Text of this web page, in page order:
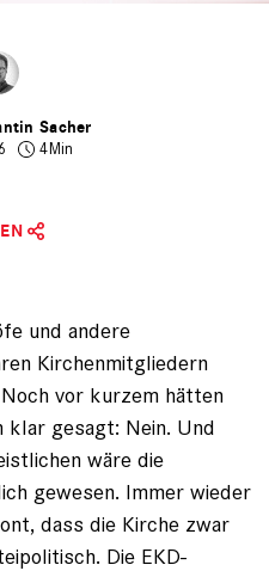
Sacher
4Min
und andere
Kirchenmitgliedern
vor kurzem hätten
klar gesagt: Nein. Und
wäre die
gewesen. Immer wieder
dass die Kirche zwar
Die EKD-